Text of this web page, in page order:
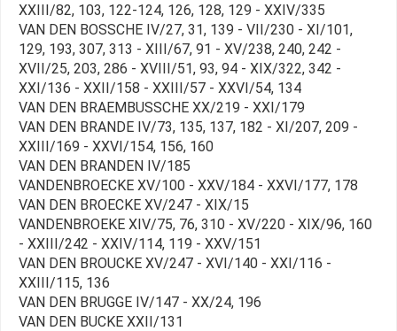
XXIII/82, 103, 122-124, 126, 128, 129 - XXIV/335
VAN DEN BOSSCHE IV/27, 31, 139 - VII/230 - XI/101,
129, 193, 307, 313 - XIII/67, 91 - XV/238, 240, 242 -
XVII/25, 203, 286 - XVIII/51, 93, 94 - XIX/322, 342 -
XXI/136 - XXII/158 - XXIII/57 - XXVI/54, 134
VAN DEN BRAEMBUSSCHE XX/219 - XXI/179
VAN DEN BRANDE IV/73, 135, 137, 182 - XI/207, 209 -
XXIII/169 - XXVI/154, 156, 160
VAN DEN BRANDEN IV/185
VANDENBROECKE XV/100 - XXV/184 - XXVI/177, 178
VAN DEN BROECKE XV/247 - XIX/15
VANDENBROEKE XIV/75, 76, 310 - XV/220 - XIX/96, 160
- XXIII/242 - XXIV/114, 119 - XXV/151
VAN DEN BROUCKE XV/247 - XVI/140 - XXI/116 -
XXIII/115, 136
VAN DEN BRUGGE IV/147 - XX/24, 196
VAN DEN BUCKE XXII/131